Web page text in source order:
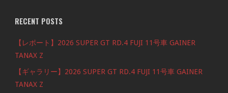
RECENT POSTS
【レポート】2026 SUPER GT RD.4 FUJI 11号車 GAINER
TANAX Z
【ギャラリー】2026 SUPER GT RD.4 FUJI 11号車 GAINER
TANAX Z